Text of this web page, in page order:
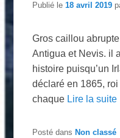
Publié le18 avril 2019
Gros caillou
Antigua et Nevis. il
histoire puisqu’un
déclaré en 1865,
chaque Lire la
Posté dans Non classé